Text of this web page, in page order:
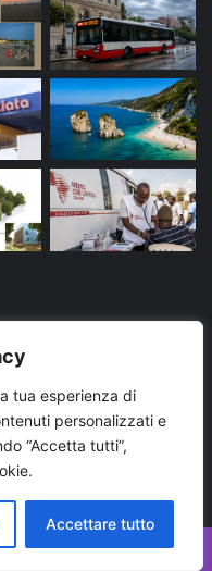
tua esperienza di
personalizzati e
“Accetta tutti”,
Accettare tutto
Franca news
puglia
Puglia